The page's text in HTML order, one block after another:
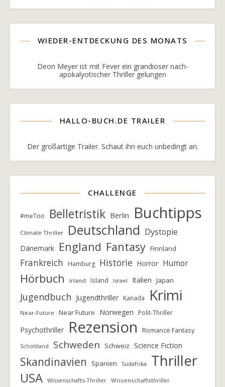
WIEDER-ENTDECKUNG DES MONATS
Deon Meyer ist mit Fever ein grandioser nach-
apokalyotischer Thriller gelungen
HALLO-BUCH.DE TRAILER
Der großartige Trailer. Schaut ihn euch unbedingt an.
CHALLENGE
#meToo Belletristik Berlin Buchtipps
Climate Thriller Deutschland Dystopie
Dänemark England Fantasy Finnland
Frankreich Hamburg Historie Horror Humor
Hörbuch Irland Island Israel Italien Japan
Jugendbuch Jugendthriller Kanada Krimi
Near-Future Near Future Norwegen Polit-Thriller
Psychothriller Rezension Romance Fantasy
Schottland Schweden Schweiz Science Fiction
Skandinavien Spanien Südafrika Thriller
USA Wissenschafts-Thriller Wissenschaftsthriller